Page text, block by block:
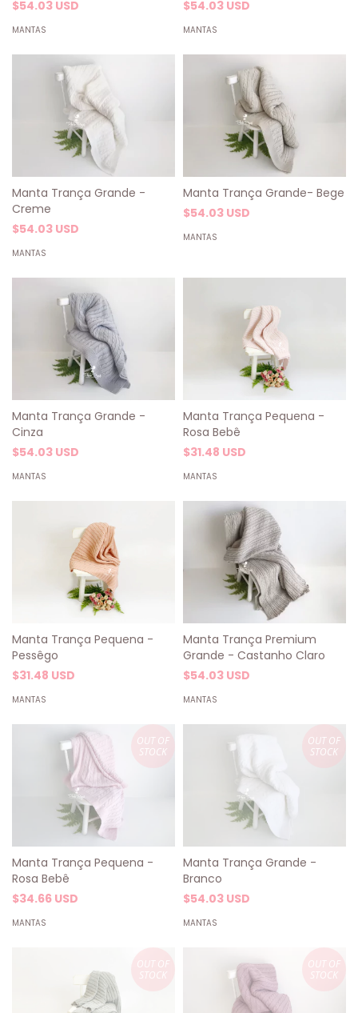
$54.03 USD
MANTAS
$54.03 USD
MANTAS
Manta Trança Grande -
Creme
$54.03 USD
MANTAS
Manta Trança Grande- Bege
$54.03 USD
MANTAS
Manta Trança Grande -
Cinza
$54.03 USD
MANTAS
Manta Trança Pequena -
Rosa Bebê
$31.48 USD
MANTAS
Manta Trança Pequena -
Pessêgo
$31.48 USD
MANTAS
Manta Trança Premium
Grande - Castanho Claro
$54.03 USD
MANTAS
OUT OF
STOCK
Manta Trança Pequena -
Rosa Bebê
$34.66 USD
MANTAS
OUT OF
STOCK
Manta Trança Grande -
Branco
$54.03 USD
MANTAS
OUT OF
STOCK
OUT OF
STOCK